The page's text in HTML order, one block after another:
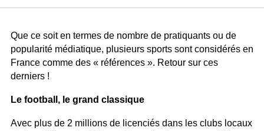
Que ce soit en termes de nombre de pratiquants ou de
popularité médiatique, plusieurs sports sont considérés en
France comme des « références ». Retour sur ces
derniers !
Le football, le grand classique
Avec plus de 2 millions de licenciés dans les clubs locaux